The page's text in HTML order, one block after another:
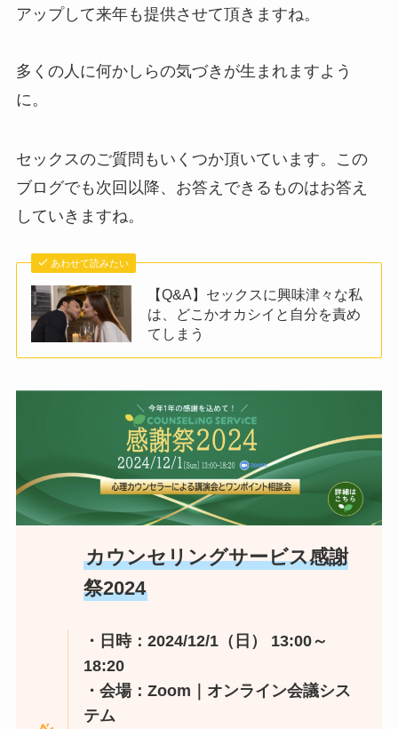
アップして来年も提供させて頂きますね。
多くの人に何かしらの気づきが生まれますよう
に。
セックスのご質問もいくつか頂いています。この
ブログでも次回以降、お答えできるものはお答え
していきますね。
あわせて読みたい
【Q&A】セックスに興味津々な私
は、どこかオカシイと自分を責め
てしまう
カウンセリングサービス感謝
祭2024
・日時：2024/12/1（日） 13:00～
18:20
・会場：Zoom｜オンライン会議シス
テム